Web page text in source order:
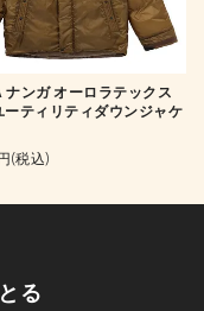
ンガ オーロラテックス
ーティリティダウンジャケ
(税込)
る